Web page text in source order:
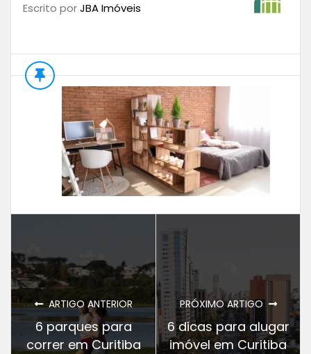
Escrito porJBA Imóveis
ARTIGO ANTERIOR
6 parques para
correr em Curitiba
PRÓXIMO ARTIGO
6 dicas para alugar
imóvel em Curitiba